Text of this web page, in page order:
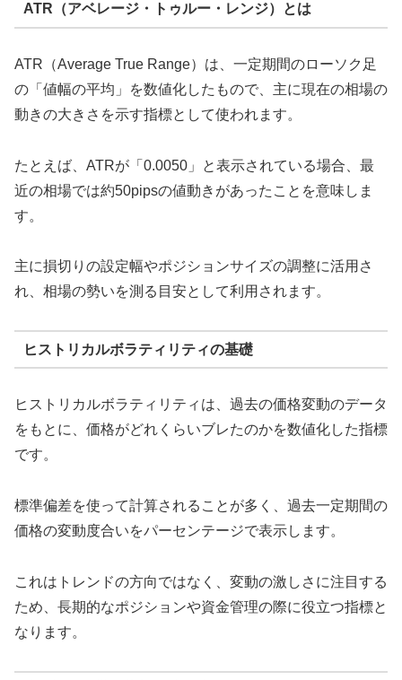
ATR（アベレージ・トゥルー・レンジ）とは
ATR（Average True Range）は、一定期間のローソク足
の「値幅の平均」を数値化したもので、主に現在の相場の
動きの大きさを示す指標として使われます。
たとえば、ATRが「0.0050」と表示されている場合、最
近の相場では約50pipsの値動きがあったことを意味しま
す。
主に損切りの設定幅やポジションサイズの調整に活用さ
れ、相場の勢いを測る目安として利用されます。
ヒストリカルボラティリティの基礎
ヒストリカルボラティリティは、過去の価格変動のデータ
をもとに、価格がどれくらいブレたのかを数値化した指標
です。
標準偏差を使って計算されることが多く、過去一定期間の
価格の変動度合いをパーセンテージで表示します。
これはトレンドの方向ではなく、変動の激しさに注目する
ため、長期的なポジションや資金管理の際に役立つ指標と
なります。